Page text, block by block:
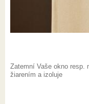
Zatemní Vaše okno resp.
žiarením a izoluje